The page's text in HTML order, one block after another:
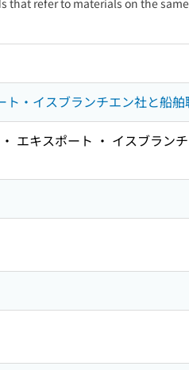
refer to materials on the
・イスブランチエン社と船
エキスポート ・ イスブラン